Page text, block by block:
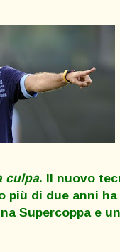
culpa. Il nuovo
più di due anni
Supercoppa e